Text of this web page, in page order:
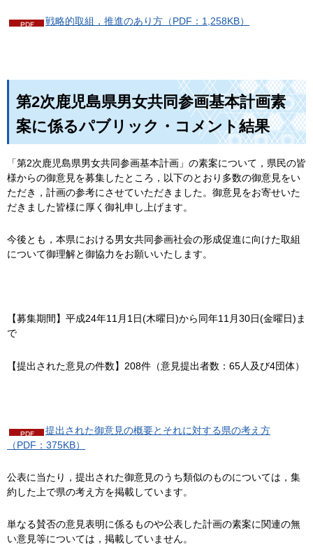
戦略的取組，推進のあり方（PDF：1,258KB）
第2次鹿児島県男女共同参画基本計画素
案に係るパブリック・コメント結果
「第2次鹿児島県男女共同参画基本計画」の素案について，県民の皆
様からの御意見を募集したところ，以下のとおり多数の御意見をい
ただき，計画の参考にさせていただきました。御意見をお寄せいた
だきました皆様に厚く御礼申し上げます。
今後とも，本県における男女共同参画社会の形成促進に向けた取組
について御理解と御協力をお願いいたします。
【募集期間】平成24年11月1日(木曜日)から同年11月30日(金曜日)ま
で
【提出された意見の件数】208件（意見提出者数：65人及び4団体）
提出された御意見の概要とそれに対する県の考え方
（PDF：375KB）
公表に当たり，提出された御意見のうち類似のものについては，集
約した上で県の考え方を掲載しています。
単なる賛否の意見表明に係るものや公表した計画の素案に関連の無
い意見等については，掲載していません。